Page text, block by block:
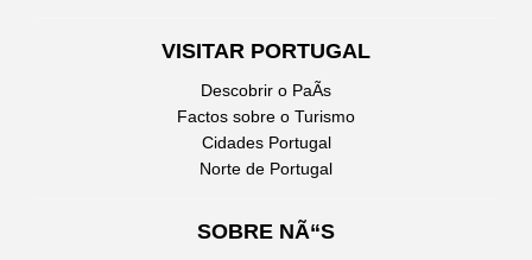
VISITAR PORTUGAL
Descobrir o PaÃ­s
Factos sobre o Turismo
Cidades Portugal
Norte de Portugal
SOBRE NÃ“S